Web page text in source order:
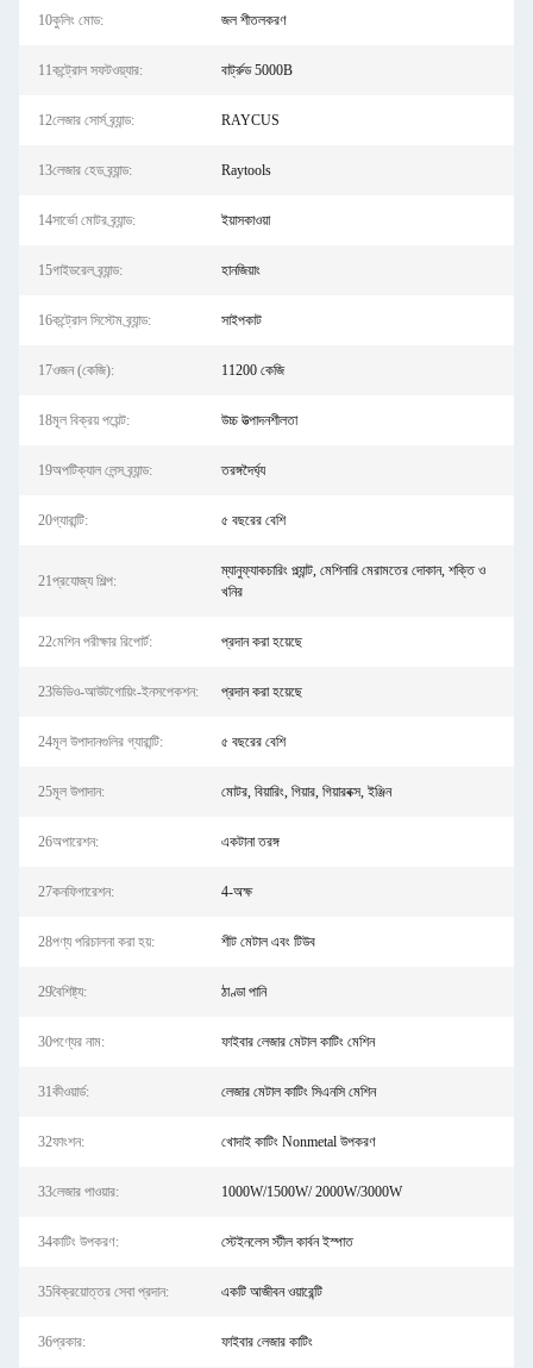
10কুলিং মোড: জল শীতলকরণ
11কন্ট্রোল সফটওয়্যার: বার্ট্রুড 5000B
12লেজার সোর্স ব্র্যান্ড: RAYCUS
13লেজার হেড ব্র্যান্ড: Raytools
14সার্ভো মোটর ব্র্যান্ড: ইয়াসকাওয়া
15গাইডরেল ব্র্যান্ড: হানজিয়াং
16কন্ট্রোল সিস্টেম ব্র্যান্ড: সাইপকাট
17ওজন (কেজি): 11200 কেজি
18মূল বিক্রয় পয়েন্ট: উচ্চ উত্পাদনশীলতা
19অপটিক্যাল লেন্স ব্র্যান্ড: তরঙ্গদৈর্ঘ্য
20গ্যারান্টি: ৫ বছরের বেশি
21প্রযোজ্য শিল্প:
ম্যানুফ্যাকচারিং প্ল্যান্ট, মেশিনারি মেরামতের দোকান, শক্তি ও
খনির
22মেশিন পরীক্ষার রিপোর্ট: প্রদান করা হয়েছে
23ভিডিও-আউটগোয়িং-ইনসপেকশন: প্রদান করা হয়েছে
24মূল উপাদানগুলির গ্যারান্টি: ৫ বছরের বেশি
25মূল উপাদান: মোটর, বিয়ারিং, গিয়ার, গিয়ারবক্স, ইঞ্জিন
26অপারেশন: একটানা তরঙ্গ
27কনফিগারেশন: 4-অক্ষ
28পণ্য পরিচালনা করা হয়: শীট মেটাল এবং টিউব
29বৈশিষ্ট্য: ঠাণ্ডা পানি
30পণ্যের নাম: ফাইবার লেজার মেটাল কাটিং মেশিন
31কীওয়ার্ড: লেজার মেটাল কাটিং সিএনসি মেশিন
32ফাংশন: খোদাই কাটিং Nonmetal উপকরণ
33লেজার পাওয়ার: 1000W/1500W/ 2000W/3000W
34কাটিং উপকরণ: স্টেইনলেস স্টীল কার্বন ইস্পাত
35বিক্রয়োত্তর সেবা প্রদান: একটি আজীবন ওয়ারেন্টি
36প্রকার: ফাইবার লেজার কাটিং